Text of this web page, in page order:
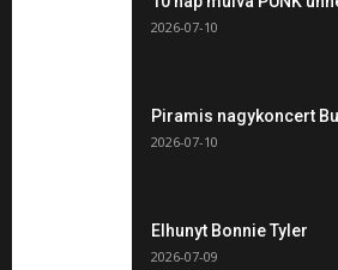
2026-07-10
Piramis nagykoncert
2026-07-10
Elhunyt Bonnie Tyler
2026-07-09